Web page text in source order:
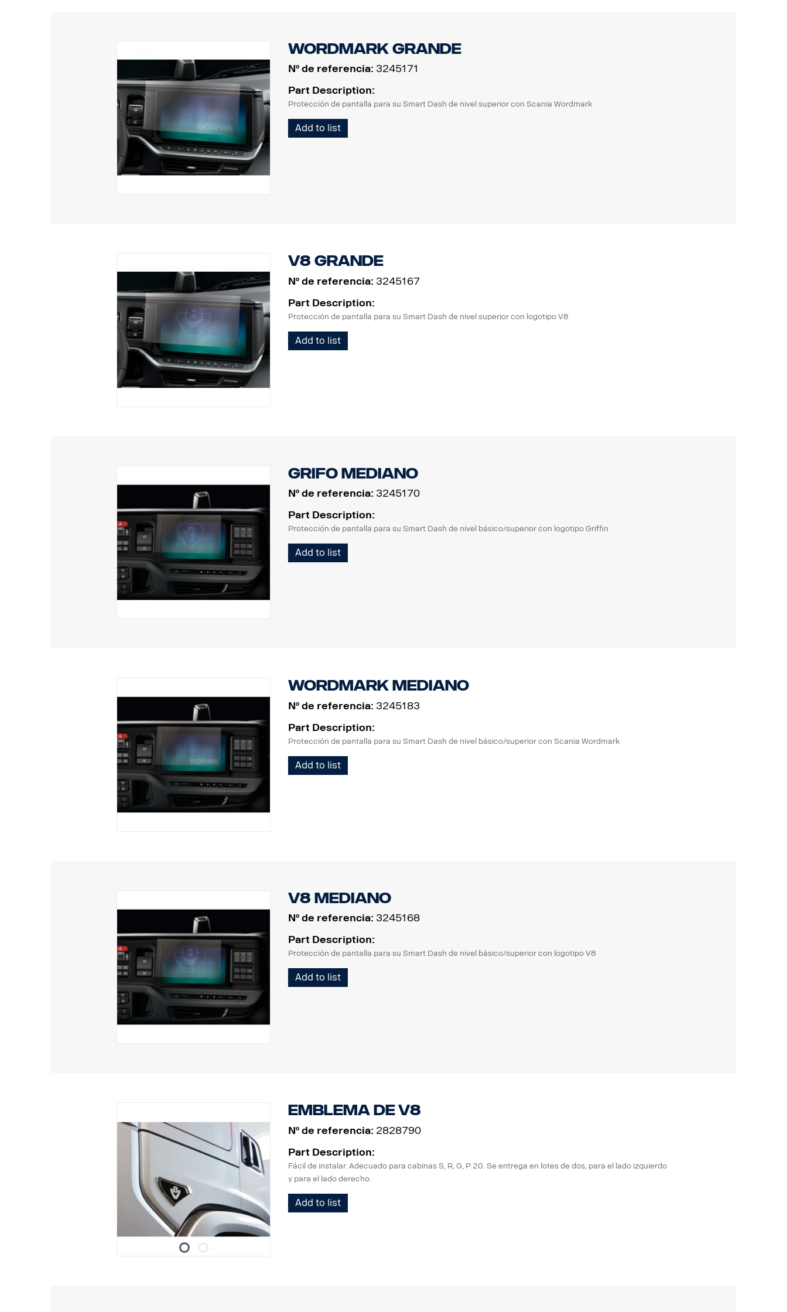
Wordmark grande
Nº de referencia: 3245171
Part Description:
Protección de pantalla para su Smart Dash de nivel superior con Scania Wordmark
Add to list
V8 grande
Nº de referencia: 3245167
Part Description:
Protección de pantalla para su Smart Dash de nivel superior con logotipo V8
Add to list
Grifo mediano
Nº de referencia: 3245170
Part Description:
Protección de pantalla para su Smart Dash de nivel básico/superior con logotipo Griffin
Add to list
Wordmark mediano
Nº de referencia: 3245183
Part Description:
Protección de pantalla para su Smart Dash de nivel básico/superior con Scania Wordmark
Add to list
V8 mediano
Nº de referencia: 3245168
Part Description:
Protección de pantalla para su Smart Dash de nivel básico/superior con logotipo V8
Add to list
Emblema de V8
Nº de referencia: 2828790
Part Description:
Fácil de instalar. Adecuado para cabinas S, R, G, P 20. Se entrega en lotes de dos, para el lado izquierdo
y para el lado derecho.
Add to list